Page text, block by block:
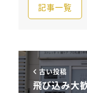
記事一覧
古い投稿
飛び込み大